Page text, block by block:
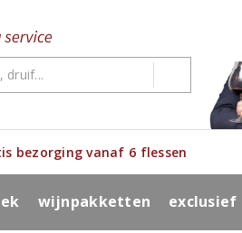
bezorging vanaf 6 flessen
wijnpakketten exclusief